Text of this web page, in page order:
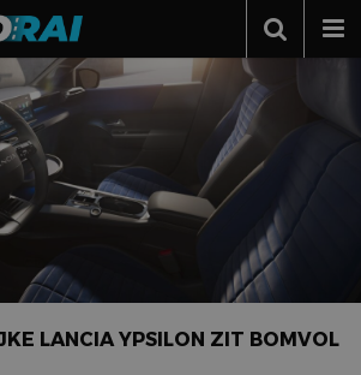
LANCIA YPSILON ZIT BOMVOL